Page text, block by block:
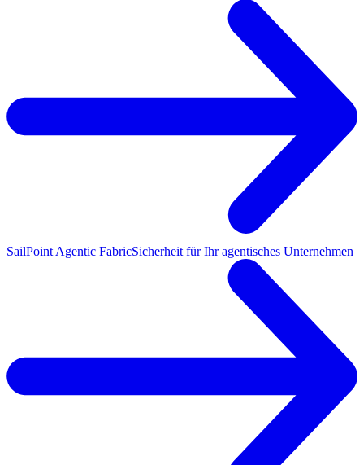
SailPoint Agentic FabricSicherheit für Ihr agentisches Unternehmen